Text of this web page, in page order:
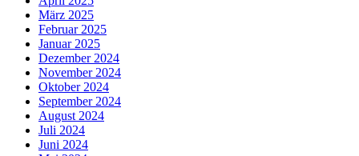
März 2025
Februar 2025
Januar 2025
Dezember 2024
November 2024
Oktober 2024
September 2024
August 2024
Juli 2024
Juni 2024